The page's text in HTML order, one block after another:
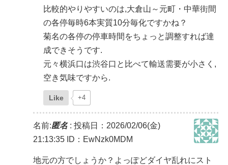
比較的やりやすいのは,大倉山～元町・中華街間
の各停毎時6本実質10分毎化ですかね？
菊名の各停の停車時間をちょっと調整すれば達
成できそうです.
元々横浜口は渋谷口と比べて輸送需要が小さく,
空き気味ですから.
Like +4
名前:匿名: 投稿日：2026/02/06(金)
21:13:35 ID：EwNzk0MDM
地元の方でしょうか？よっぽどダイヤ乱れにスト